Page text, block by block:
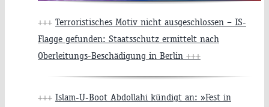
+++ Terroristisches Motiv nicht ausgeschlossen – IS-
Flagge gefunden: Staatsschutz ermittelt nach
Oberleitungs-Beschädigung in Berlin +++
+++ Islam-U-Boot Abdollahi kündigt an: »Fest in